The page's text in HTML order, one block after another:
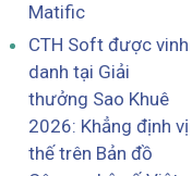
Matific
CTH Soft được vinh
danh tại Giải
thưởng Sao Khuê
2026: Khẳng định vị
thế trên Bản đồ